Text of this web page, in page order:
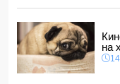
В Азербайджане
12:40, 07.08.2026
на